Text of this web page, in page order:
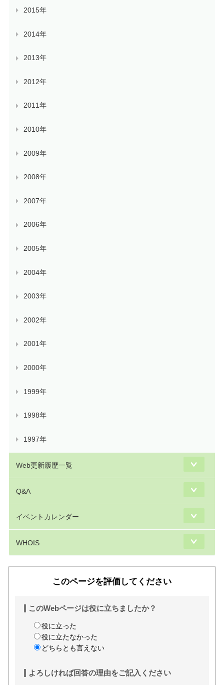
2015年
2014年
2013年
2012年
2011年
2010年
2009年
2008年
2007年
2006年
2005年
2004年
2003年
2002年
2001年
2000年
1999年
1998年
1997年
Web更新履歴一覧
Q&A
イベントカレンダー
WHOIS
このページを評価してください
このWebページは役に立ちましたか？
役に立った
役に立たなかった
どちらとも言えない
よろしければ回答の理由をご記入ください